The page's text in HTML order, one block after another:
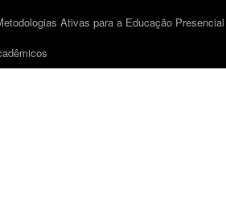
Ativas para a Educação